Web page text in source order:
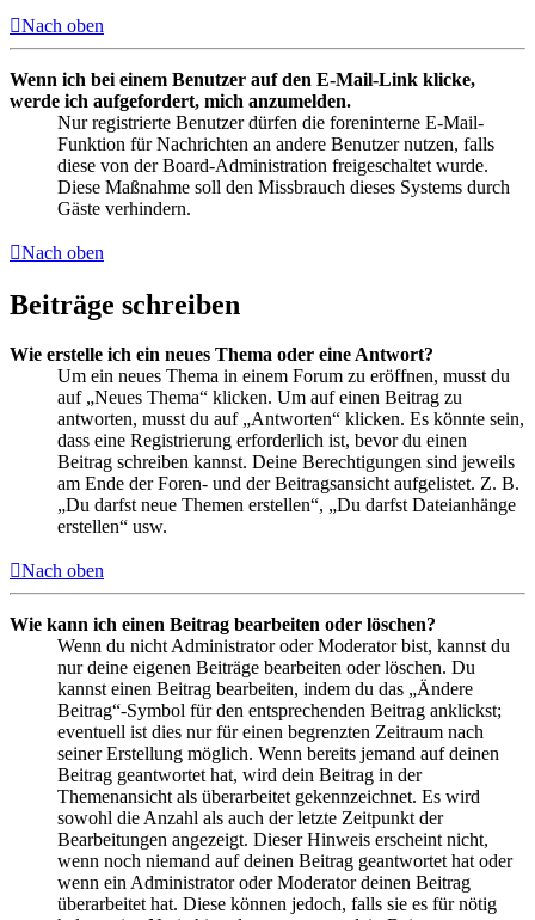
Nach oben
Wenn ich bei einem Benutzer auf den E-Mail-Link klicke,
werde ich aufgefordert, mich anzumelden.
Nur registrierte Benutzer dürfen die foreninterne E-Mail-
Funktion für Nachrichten an andere Benutzer nutzen, falls
diese von der Board-Administration freigeschaltet wurde.
Diese Maßnahme soll den Missbrauch dieses Systems durch
Gäste verhindern.
Nach oben
Beiträge schreiben
Wie erstelle ich ein neues Thema oder eine Antwort?
Um ein neues Thema in einem Forum zu eröffnen, musst du
auf „Neues Thema“ klicken. Um auf einen Beitrag zu
antworten, musst du auf „Antworten“ klicken. Es könnte sein,
dass eine Registrierung erforderlich ist, bevor du einen
Beitrag schreiben kannst. Deine Berechtigungen sind jeweils
am Ende der Foren- und der Beitragsansicht aufgelistet. Z. B.
„Du darfst neue Themen erstellen“, „Du darfst Dateianhänge
erstellen“ usw.
Nach oben
Wie kann ich einen Beitrag bearbeiten oder löschen?
Wenn du nicht Administrator oder Moderator bist, kannst du
nur deine eigenen Beiträge bearbeiten oder löschen. Du
kannst einen Beitrag bearbeiten, indem du das „Ändere
Beitrag“-Symbol für den entsprechenden Beitrag anklickst;
eventuell ist dies nur für einen begrenzten Zeitraum nach
seiner Erstellung möglich. Wenn bereits jemand auf deinen
Beitrag geantwortet hat, wird dein Beitrag in der
Themenansicht als überarbeitet gekennzeichnet. Es wird
sowohl die Anzahl als auch der letzte Zeitpunkt der
Bearbeitungen angezeigt. Dieser Hinweis erscheint nicht,
wenn noch niemand auf deinen Beitrag geantwortet hat oder
wenn ein Administrator oder Moderator deinen Beitrag
überarbeitet hat. Diese können jedoch, falls sie es für nötig